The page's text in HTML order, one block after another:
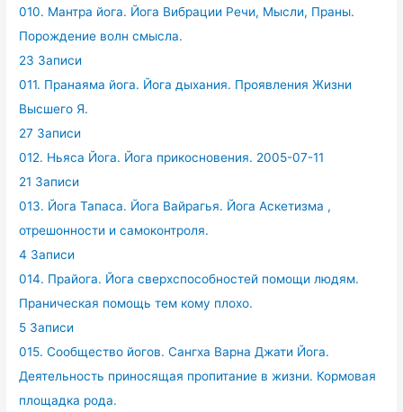
010. Мантра йога. Йога Вибрации Речи, Мысли, Праны.
Порождение волн смысла.
23 Записи
011. Пранаяма йога. Йога дыхания. Проявления Жизни
Высшего Я.
27 Записи
012. Ньяса Йога. Йога прикосновения. 2005-07-11
21 Записи
013. Йога Тапаса. Йога Вайрагья. Йога Аскетизма ,
отрешонности и самоконтроля.
4 Записи
014. Прайога. Йога сверхспособностей помощи людям.
Праническая помощь тем кому плохо.
5 Записи
015. Сообщество йогов. Сангха Варна Джати Йога.
Деятельность приносящая пропитание в жизни. Кормовая
площадка рода.